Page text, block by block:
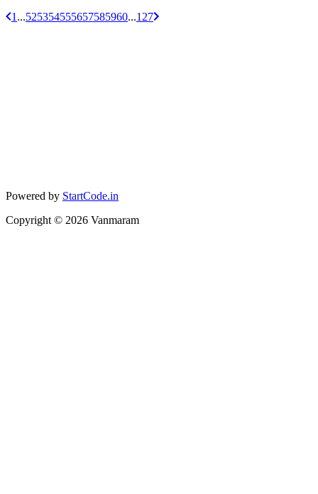
1 ...525354555657585960...127
Powered by StartCode.in
Copyright © 2026 Vanmaram